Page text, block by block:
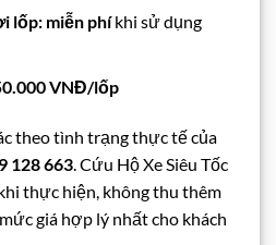
lốp: miễn phíkhi sử dụng
VNĐ/lốp
theo tình trạng thực tế của
128 663. Cứu Hộ Xe Siêu Tốc
thực hiện, không thu thêm
giá hợp lý nhất cho khách